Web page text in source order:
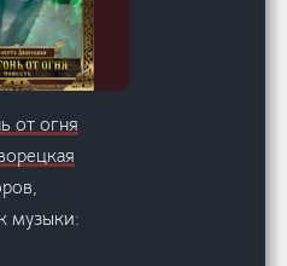
от огня
музыки: